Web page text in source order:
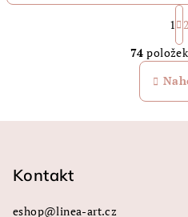
O
v
l
á
S
t
r
á
n
k
o
v
1 2
74
Kontakt
eshop@linea-art.cz